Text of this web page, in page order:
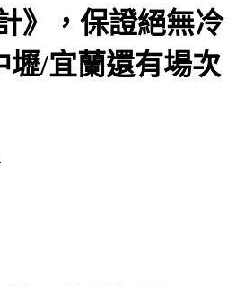
》，保證絕無冷
壢/宜蘭還有場次